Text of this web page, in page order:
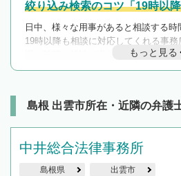
絞り込み検索のコツ「19時以
日中、様々な用事があると相談する時
19時以降も相談に対応してくれる事務
遅い時間の相談が増えそうな場合はそ
んで検索してみましょう。
を加えて再
もっと見る
島根 出雲市所在・近隣の弁護
中井総合法律事務所
島根県 出雲市